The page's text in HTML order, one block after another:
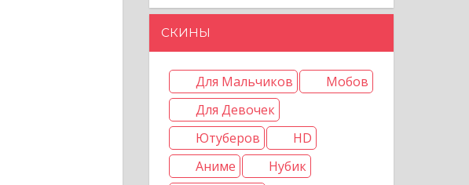
СКИНЫ
Для Мальчиков
Мобов
Для Девочек
Ютуберов
HD
Аниме
Нубик